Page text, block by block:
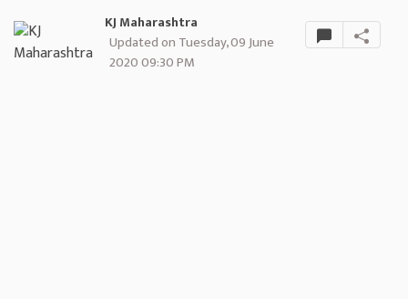
KJ Maharashtra
Updated on Tuesday, 09 June
2020 09:30 PM